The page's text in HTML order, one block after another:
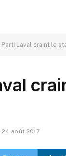
Parti Laval craint le
24 août 2017